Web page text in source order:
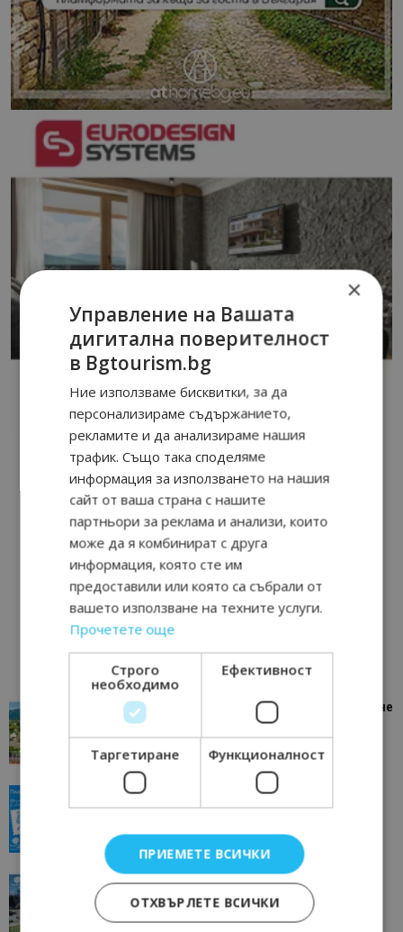
“Пощенска картичка от…”: Петрич – Изживяване
отвъд очакваното
11/07/2026 11:22
“Пощенска картичка от…”: Пловдив, градът на
всички времена
Пловдив 23/06/2026 10:00
“Пощенска картичка от…”: Перник – град на
традициите, културата и вдъхновяващите...
Перник 17/06/2026 09:01
×
Управление на Вашата
дигитална поверителност
в Bgtourism.bg
Ние използваме бисквитки, за да
персонализираме съдържанието,
рекламите и да анализираме нашия
трафик. Също така споделяме
информация за използването на нашия
сайт от ваша страна с нашите
партньори за реклама и анализи, които
може да я комбинират с друга
информация, която сте им
предоставили или която са събрали от
вашето използване на техните услуги.
Прочетете още
Строго
необходимо
Ефективност
Таргетиране Функционалност
ПРИЕМЕТЕ ВСИЧКИ
ОТХВЪРЛЕТЕ ВСИЧКИ